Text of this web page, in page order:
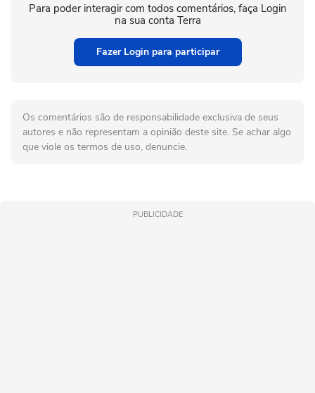
Para poder interagir com todos comentários, faça Login
na sua conta Terra
Fazer Login para participar
Os comentários são de responsabilidade exclusiva de seus
autores e não representam a opinião deste site. Se achar algo
que viole os termos de uso, denuncie.
PUBLICIDADE